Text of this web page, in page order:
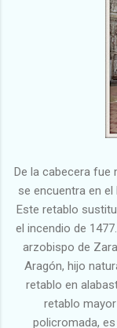
De la cabecera fue
se encuentra en
Este retablo
el incendio de
arzobispo de
Aragón, hijo
retablo en
retablo
policromada,